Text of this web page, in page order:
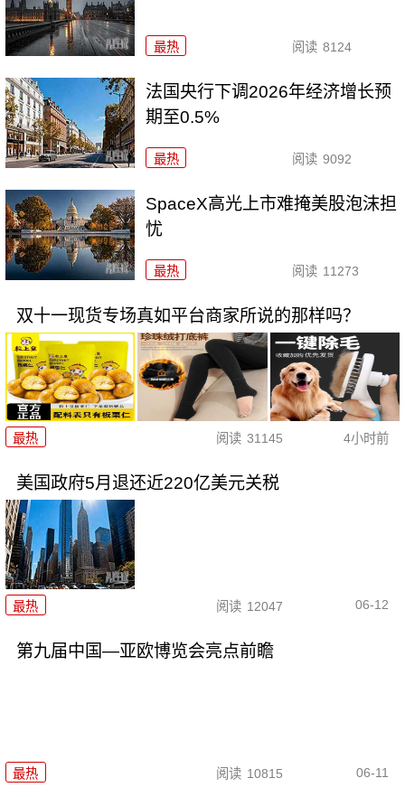
最热 阅读 8124
法国央行下调2026年经济增长预
期至0.5%
最热 阅读 9092
SpaceX高光上市难掩美股泡沫担
忧
最热 阅读 11273
双十一现货专场真如平台商家所说的那样吗？
最热 阅读 31145 4小时前
美国政府5月退还近220亿美元关税
最热 阅读 12047 06-12
第九届中国—亚欧博览会亮点前瞻
最热 阅读 10815 06-11